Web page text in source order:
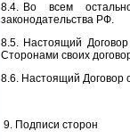
8.4. Во
всем
законодательства РФ.
8.5. Настоящий
Сторонами своих
8.6. Настоящий Договор
9. Подписи сторон